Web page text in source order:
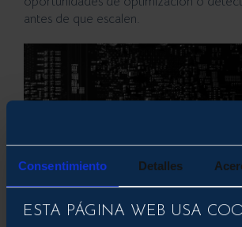
Consentimiento Detalles
ESTA PÁGINA WEB USA
antes de que escalen.